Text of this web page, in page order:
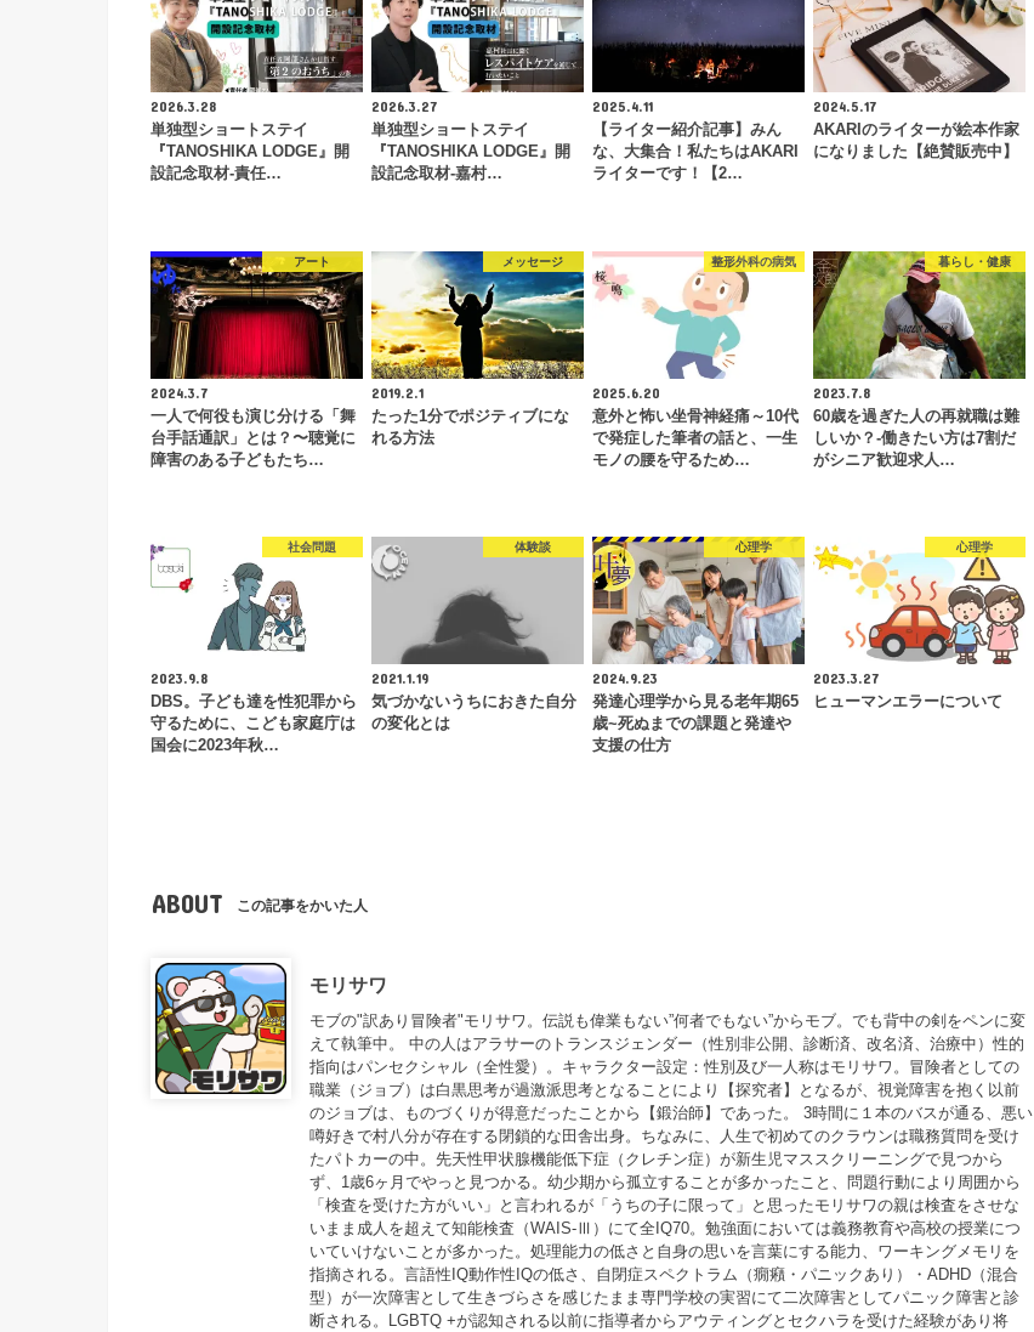
2026.3.28
単独型ショートステイ
『TANOSHIKA LODGE』開
設記念取材-責任…
2026.3.27
単独型ショートステイ
『TANOSHIKA LODGE』開
設記念取材-嘉村…
2025.4.11
【ライター紹介記事】みん
な、大集合！私たちはAKARI
ライターです！【2…
2024.5.17
AKARIのライターが絵本作家
になりました【絶賛販売中】
アート
2024.3.7
一人で何役も演じ分ける「舞
台手話通訳」とは？〜聴覚に
障害のある子どもたち…
メッセージ
2019.2.1
たった1分でポジティブにな
れる方法
整形外科の病気
2025.6.20
意外と怖い坐骨神経痛～10代
で発症した筆者の話と、一生
モノの腰を守るため…
暮らし・健康
2023.7.8
60歳を過ぎた人の再就職は難
しいか？-働きたい方は7割だ
がシニア歓迎求人…
社会問題
2023.9.8
DBS。子ども達を性犯罪から
守るために、こども家庭庁は
国会に2023年秋…
体験談
2021.1.19
気づかないうちにおきた自分
の変化とは
心理学
2024.9.23
発達心理学から見る老年期65
歳~死ぬまでの課題と発達や
支援の仕方
心理学
2023.3.27
ヒューマンエラーについて
ABOUT この記事をかいた人
モリサワ
モブの"訳あり冒険者"モリサワ。伝説も偉業もない”何者でもない”からモブ。でも背中の剣をペンに変
えて執筆中。 中の人はアラサーのトランスジェンダー（性別非公開、診断済、改名済、治療中）性的
指向はパンセクシャル（全性愛）。キャラクター設定：性別及び一人称はモリサワ。冒険者としての
職業（ジョブ）は白黒思考が過激派思考となることにより【探究者】となるが、視覚障害を抱く以前
のジョブは、ものづくりが得意だったことから【鍛治師】であった。 3時間に１本のバスが通る、悪い
噂好きで村八分が存在する閉鎖的な田舎出身。ちなみに、人生で初めてのクラウンは職務質問を受け
たパトカーの中。先天性甲状腺機能低下症（クレチン症）が新生児マススクリーニングで見つから
ず、1歳6ヶ月でやっと見つかる。幼少期から孤立することが多かったこと、問題行動により周囲から
「検査を受けた方がいい」と言われるが「うちの子に限って」と思ったモリサワの親は検査をさせな
いまま成人を超えて知能検査（WAIS-Ⅲ）にて全IQ70。勉強面においては義務教育や高校の授業につ
いていけないことが多かった。処理能力の低さと自身の思いを言葉にする能力、ワーキングメモリを
指摘される。言語性IQ動作性IQの低さ、自閉症スペクトラム（癇癪・パニックあり）・ADHD（混合
型）が一次障害として生きづらさを感じたまま専門学校の実習にて二次障害としてパニック障害と診
断される。LGBTQ +が認知される以前に指導者からアウティングとセクハラを受けた経験があり将